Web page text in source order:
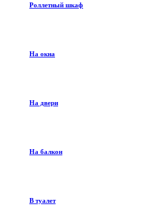
Роллетный шкаф
На окна
На двери
На балкон
В туалет